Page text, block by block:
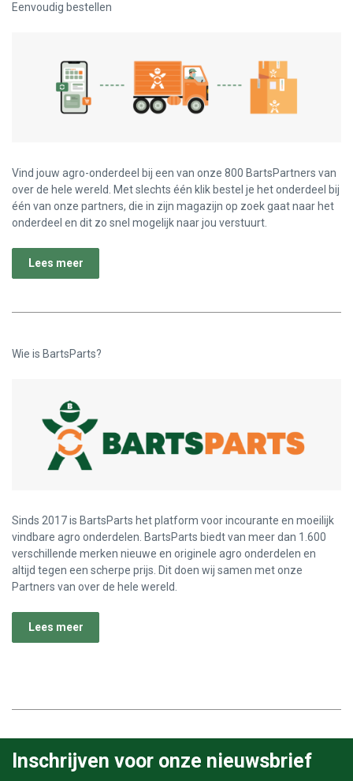
Eenvoudig bestellen
Vind jouw agro-onderdeel bij een van onze 800 BartsPartners van
over de hele wereld. Met slechts één klik bestel je het onderdeel bij
één van onze partners, die in zijn magazijn op zoek gaat naar het
onderdeel en dit zo snel mogelijk naar jou verstuurt.
Lees meer
Wie is BartsParts?
Sinds 2017 is BartsParts het platform voor incourante en moeilijk
vindbare agro onderdelen. BartsParts biedt van meer dan 1.600
verschillende merken nieuwe en originele agro onderdelen en
altijd tegen een scherpe prijs. Dit doen wij samen met onze
Partners van over de hele wereld.
Lees meer
Inschrijven voor onze nieuwsbrief